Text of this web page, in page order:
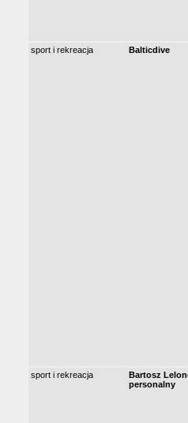
sport i rekreacja Balticdive
sport i rekreacja
Bartosz
personalny